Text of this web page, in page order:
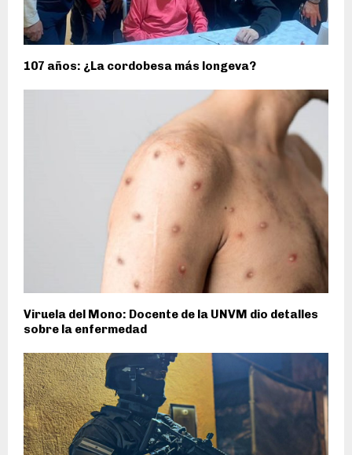
107 años: ¿La cordobesa más longeva?
Viruela del Mono: Docente de la UNVM dio detalles
sobre la enfermedad